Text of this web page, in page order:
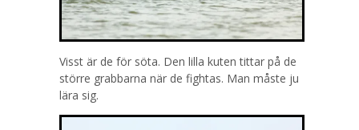
Visst är de för söta. Den lilla kuten tittar på de
större grabbarna när de fightas. Man måste ju
lära sig.